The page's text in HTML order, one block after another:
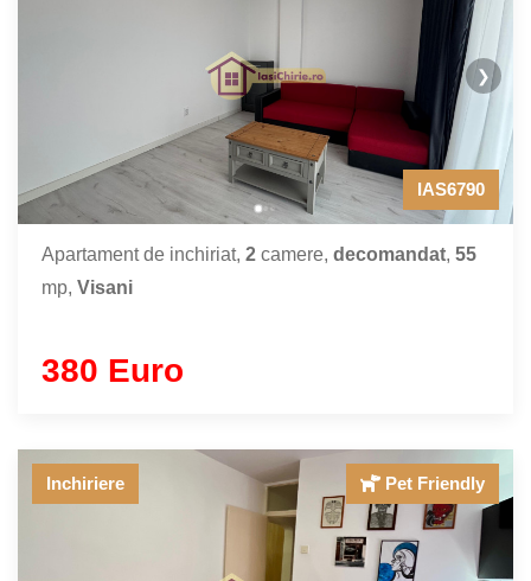
❯
IAS6790
Apartament de inchiriat, 2 camere, decomandat, 55
mp, Visani
380 Euro
Inchiriere Pet Friendly